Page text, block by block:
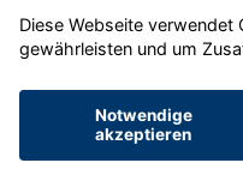
Diese Webseite verwendet
gewährleisten und um
Notwendige
akzeptieren